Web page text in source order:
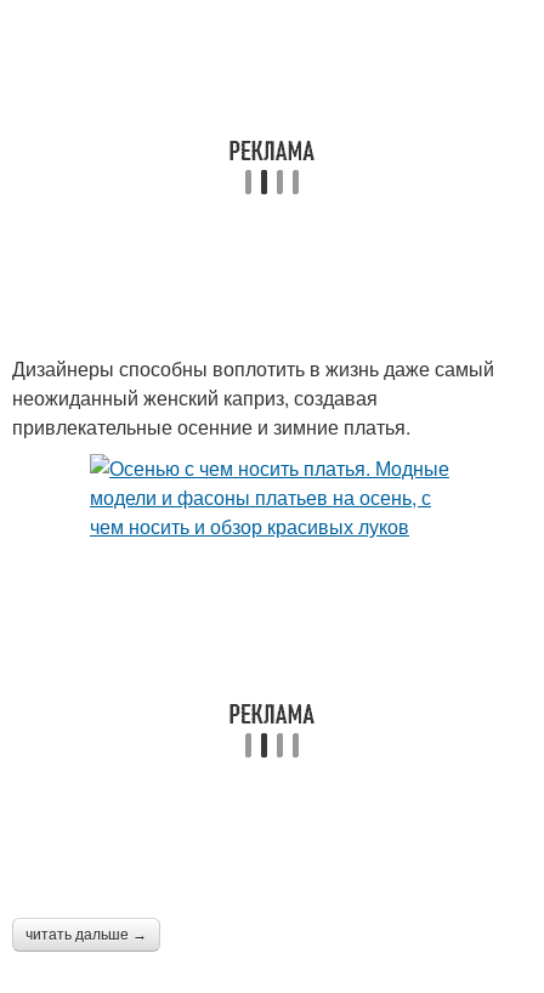
Дизайнеры способны воплотить в жизнь даже самый
неожиданный женский каприз, создавая
привлекательные осенние и зимние платья.
читать дальше →